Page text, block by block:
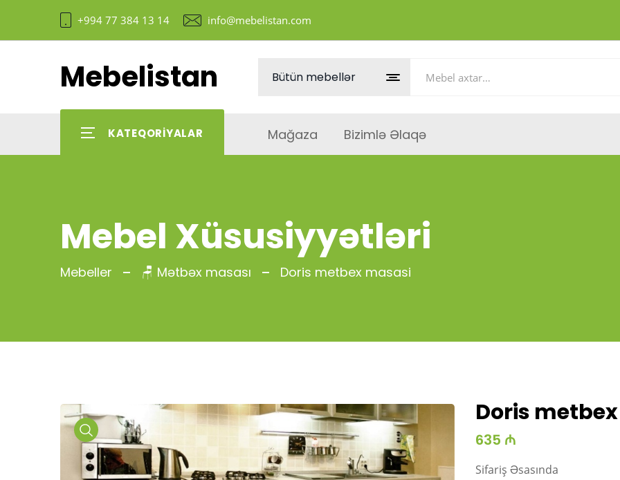
+994 77 384 13 14 info@mebelistan.com
Mebelistan
KATEQORIYALAR Mağaza Bizimlə Əlaqə
Mebel Xüsusiyyətləri
Mebeller 🪑 Mətbəx masası Doris metbex masasi
Media
Gallery
Doris
635 ₼
Sifariş Əsasında